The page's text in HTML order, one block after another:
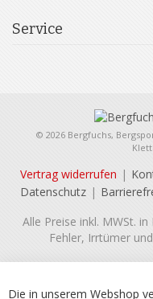
Service
© 2026 Bergfuchs,
Vertrag widerrufen
Datenschutz
Alle Preise inkl. MWSt.
Fehler, Irrtümer
Die in unserem Webshop